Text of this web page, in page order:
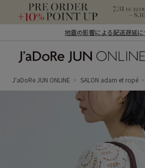
地震の影響による配送遅延に
ン オンライン）
J'aDoRe JUN ONLINE SALON adam et ropé